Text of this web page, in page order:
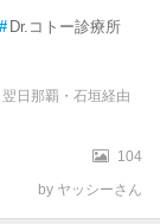
# Dr.コトー診療所
日那覇・石垣経由
104
by ヤッシーさん